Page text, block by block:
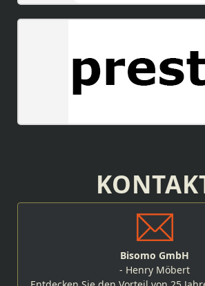
Bisomo GmbH
- Henry Möbert